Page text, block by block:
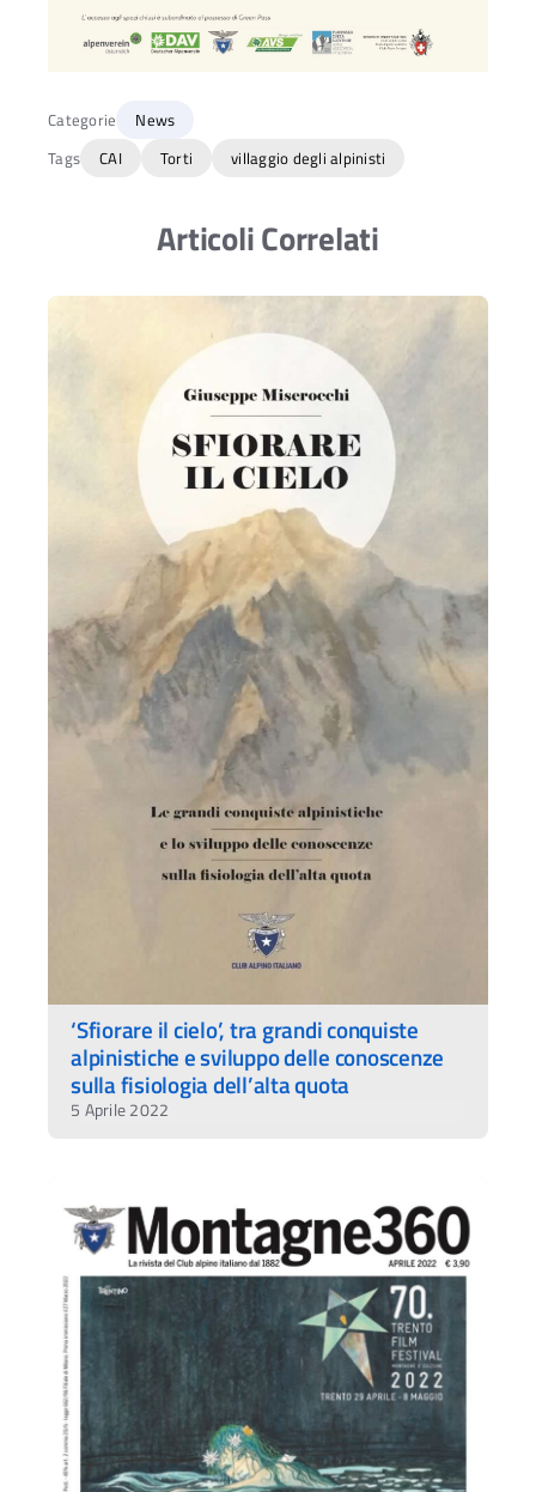
Categorie
News
Tags
CAI Torti villaggio degli alpinisti
Articoli Correlati
‘Sfiorare il cielo’, tra grandi conquiste
alpinistiche e sviluppo delle conoscenze
sulla fisiologia dell’alta quota
5 Aprile 2022